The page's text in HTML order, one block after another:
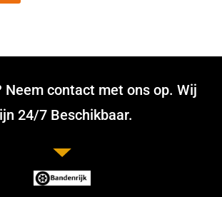
Neem contact met ons op. Wij
24/7 Beschikbaar.